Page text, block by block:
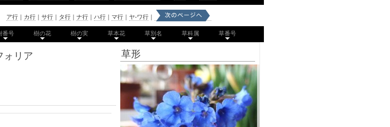
ア行 カ行 サ行 タ行 ナ行 ハ行 マ行 ヤ-ワ行
番号 樹の花 樹の実 草本花 草別名 草科属 草番号
ォリア 草形